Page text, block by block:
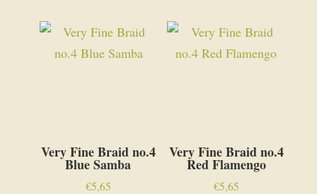
Very Fine Braid no.4
Blue Samba
€5,65
Very Fine Braid no.4
Red Flamengo
€5,65